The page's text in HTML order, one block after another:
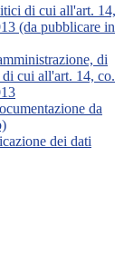
di cui all'art. 14,
(da pubblicare in
di
cui all'art. 14, co.
da
dei dati